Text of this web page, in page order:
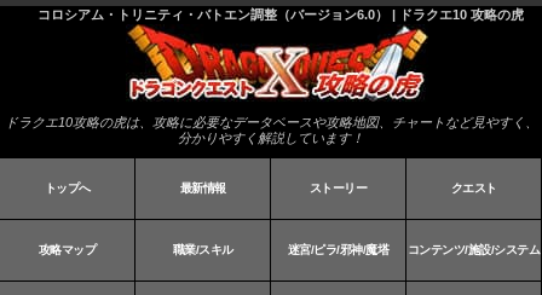
コロシアム・トリニティ・バトエン調整（バージョン6.0） | ドラクエ10 攻略の虎
ドラクエ10攻略の虎は、攻略に必要なデータベースや攻略地図、チャートなど見やすく、
分かりやすく解説しています！
トップへ 最新情報 ストーリー クエスト
攻略マップ 職業/スキル 迷宮/ピラ/邪神/魔塔 コンテンツ/施設/システム